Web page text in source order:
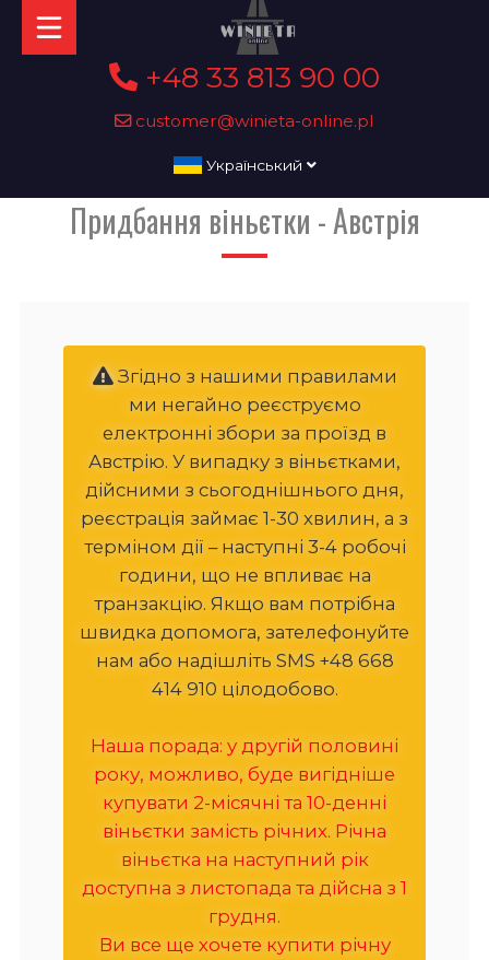
+48 33 813 90 00
customer@winieta-online.pl
Український
Придбання віньєтки - Австрія
Згідно з нашими правилами
ми негайно реєструємо
електронні збори за проїзд в
Австрію. У випадку з віньєтками,
дійсними з сьогоднішнього дня,
реєстрація займає 1-30 хвилин, а з
терміном дії – наступні 3-4 робочі
години, що не впливає на
транзакцію. Якщо вам потрібна
швидка допомога, зателефонуйте
нам або надішліть SMS +48 668
414 910 цілодобово.
Наша порада: у другій половині
року, можливо, буде вигідніше
купувати 2-місячні та 10-денні
віньєтки замість річних. Річна
віньєтка на наступний рік
доступна з листопада та дійсна з 1
грудня.
Ви все ще хочете купити річну